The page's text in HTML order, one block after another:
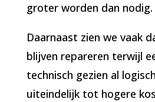
groter worden dan nodig.
Daarnaast zien we vaak
blijven repareren terwijl
technisch gezien al
uiteindelijk tot hogere